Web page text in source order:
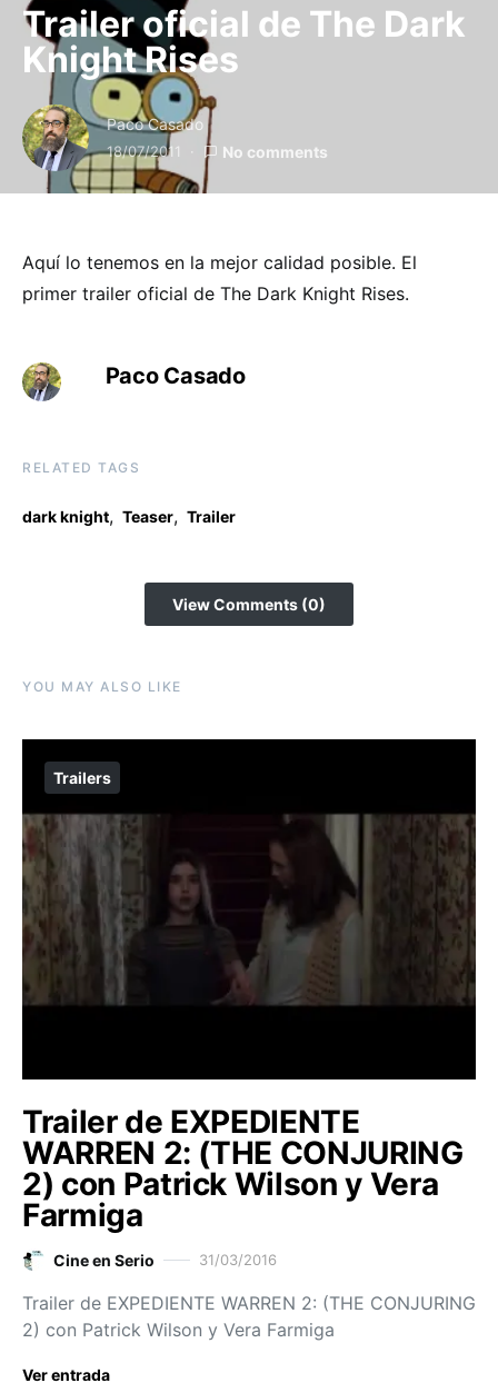
Trailer oficial de The Dark
Knight Rises
Paco Casado
18/07/2011 No comments
Aquí lo tenemos en la mejor calidad posible. El
primer trailer oficial de The Dark Knight Rises.
Paco Casado
RELATED TAGS
dark knight, Teaser, Trailer
View Comments (0)
YOU MAY ALSO LIKE
Trailers
Trailer de EXPEDIENTE
WARREN 2: (THE CONJURING
2) con Patrick Wilson y Vera
Farmiga
Cine en Serio 31/03/2016
Trailer de EXPEDIENTE WARREN 2: (THE CONJURING
2) con Patrick Wilson y Vera Farmiga
Ver entrada